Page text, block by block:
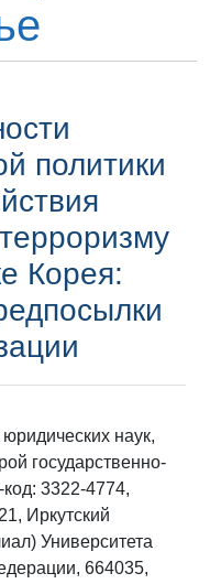
политики
Корея:
юридических наук,
государственно-
3322-4774,
Иркутский
Университета
664035,